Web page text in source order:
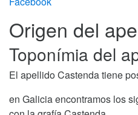
Origen del
Toponímia del
El apellido Castenda tiene
en Galicia encontramos los